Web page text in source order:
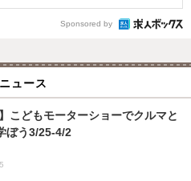
Sponsored by
ュース
こどもモーターショーでクルマと
ぼう3/25-4/2